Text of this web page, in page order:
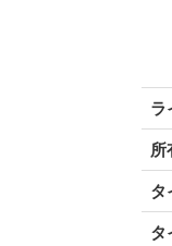
ラ
所
タ
タ